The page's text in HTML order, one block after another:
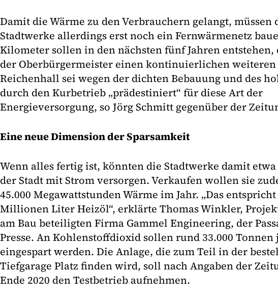
Damit die Wärme zu den Verbrauchern gelangt, müssen
Stadtwerke allerdings erst noch ein Fernwärmenetz
Kilometer sollen in den nächsten fünf Jahren entstehen,
der Oberbürgermeister einen kontinuierlichen weiteren
Reichenhall sei wegen der dichten Bebauung und des
durch den Kurbetrieb „prädestiniert“ für diese Art der
Energieversorgung, so Jörg Schmitt gegenüber der
Eine neue Dimension der Sparsamkeit
Wenn alles fertig ist, könnten die Stadtwerke damit
der Stadt mit Strom versorgen. Verkaufen wollen sie
45.000 Megawattstunden Wärme im Jahr. „Das
Millionen Liter Heizöl“, erklärte Thomas Winkler,
am Bau beteiligten Firma Gammel Engineering, der
Presse. An Kohlenstoffdioxid sollen rund 33.000
eingespart werden. Die Anlage, die zum Teil in der
Tiefgarage Platz finden wird, soll nach Angaben der
Ende 2020 den Testbetrieb aufnehmen.